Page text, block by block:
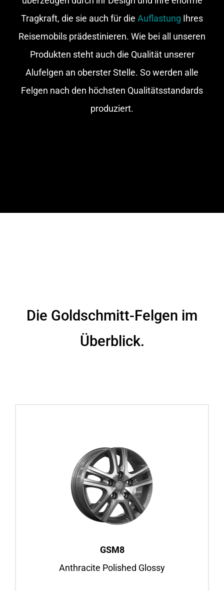
Tragkraft, die sie auch für die Auflastung Ihres
Reisemobils prädestinieren. Wie bei all unseren
Produkten steht auch die Qualität unserer
Alufelgen an oberster Stelle. So werden alle
Felgen nach den höchsten Qualitätsstandards
produziert.
Die Goldschmitt-Felgen im
Überblick.
GSM8
Anthracite Polished Glossy
GSM8
Anthracite Polished Glossy
16″
Fiat Ducato, ab BJ 2006